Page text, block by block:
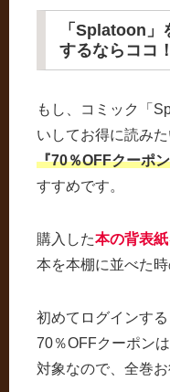
「Splatoon
するならココ！
もし、コミック「
いしてお得に読み
『70％OFFクーポ
すすめです。
購入した本の背表
本を本棚に並べた
初めてログインす
70％OFFクーポン
対象なので、全巻